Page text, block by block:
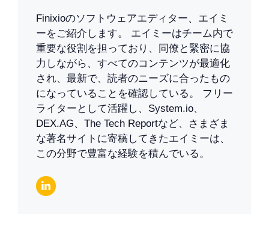
Finixioのソフトウェアエディター、エイミ
ーをご紹介します。 エイミーはチーム内で
重要な役割を担っており、同僚と緊密に協
力しながら、すべてのコンテンツが最適化
され、最新で、読者のニーズに合ったもの
になっていることを確認している。 フリー
ライターとして活躍し、System.io、
DEX.AG、The Tech Reportなど、さまざま
な著名サイトに寄稿してきたエイミーは、
この分野で豊富な経験を積んでいる。